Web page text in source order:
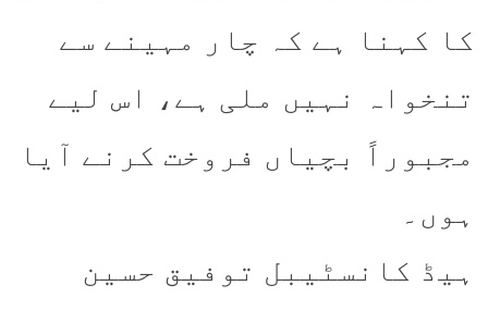
کا کہنا ہے کہ چار مہینے سے
تنخواہ نہیں ملی ہے، اس لیے
مجبوراً بچیاں فروخت کرنے آیا
ہوں۔
ہیڈ کانسٹیبل توفیق حسین